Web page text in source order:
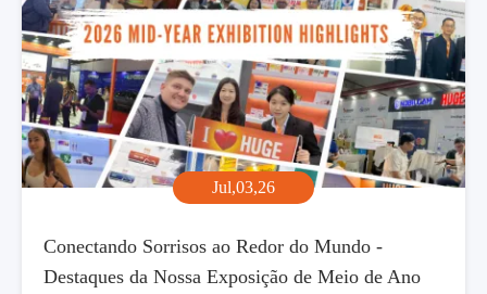
Jul,03,26
Conectando Sorrisos ao Redor do Mundo -
Destaques da Nossa Exposição de Meio de Ano